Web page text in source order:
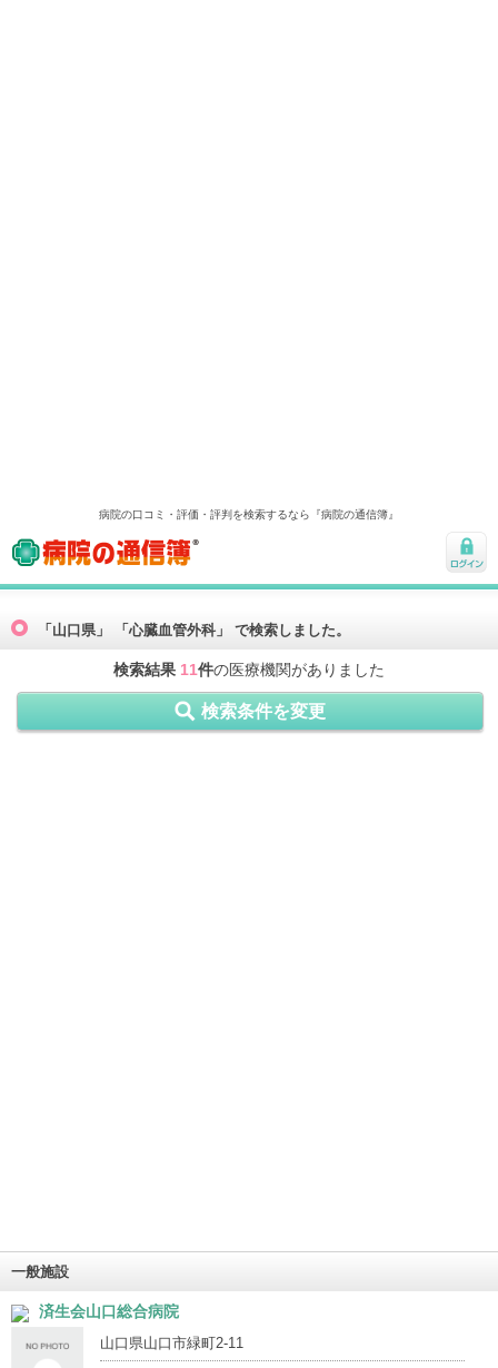
病院の口コミ・評価・評判を検索するなら『病院の通信簿』
病院の通信簿
ログ
「山口県」 「心臓血管外科」 で検索しました。
検索結果 11件の医療機関がありました
検索条件を変更
一般施設
済生会山口総合病院
山口県山口市緑町2-11